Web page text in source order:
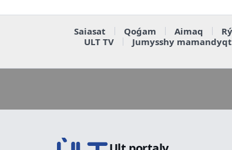
Saiasat Qoǵam Aimaq
ULT TV
Jumysshy